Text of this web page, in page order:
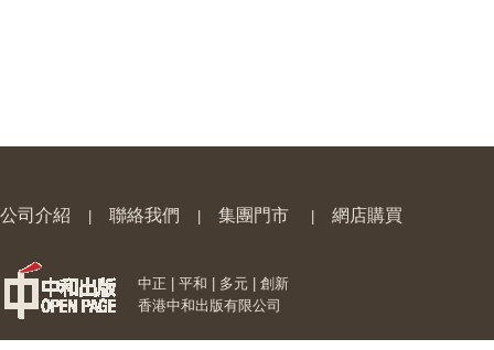
公司介紹 聯絡我們 集團門市 網店購買
中正 | 平和 | 多元 | 創新
香港中和出版有限公司